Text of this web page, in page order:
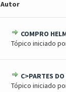
Autor
COMPRO
Tópico iniciado
C>PARTES
Tópico iniciado